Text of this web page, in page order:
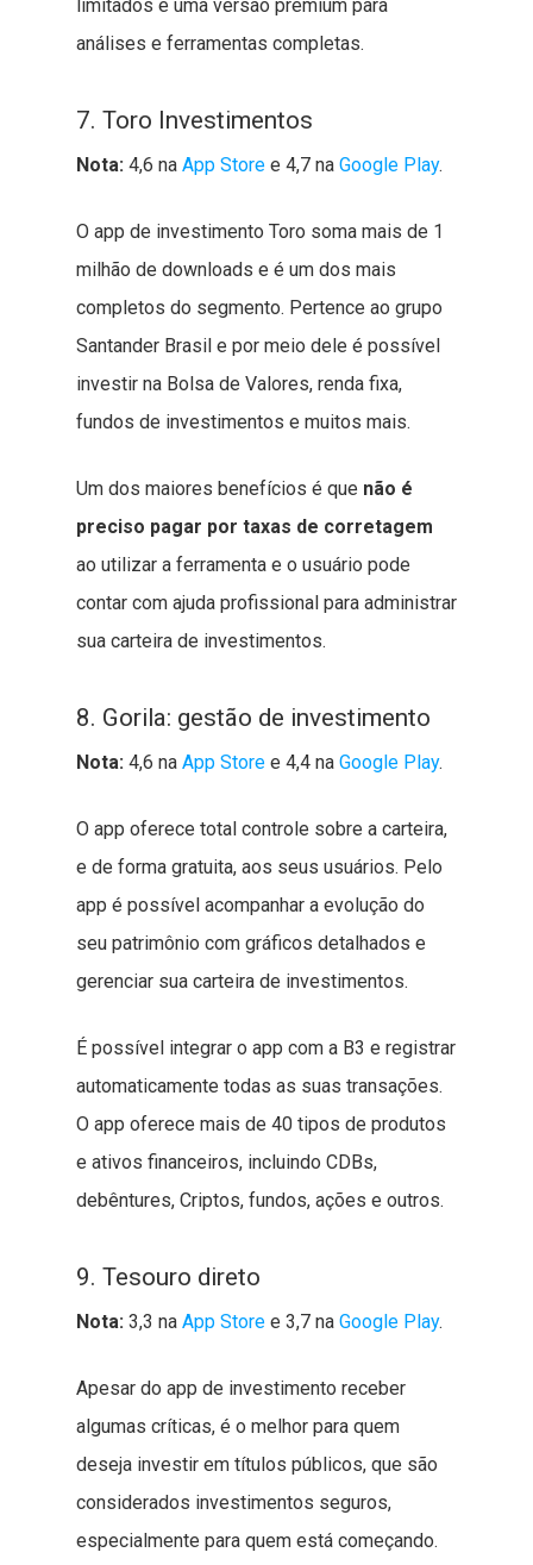
limitados e uma versão premium para
análises e ferramentas completas.
7. Toro Investimentos
Nota: 4,6 na App Store e 4,7 na Google Play.
O app de investimento Toro soma mais de 1
milhão de downloads e é um dos mais
completos do segmento. Pertence ao grupo
Santander Brasil e por meio dele é possível
investir na Bolsa de Valores, renda fixa,
fundos de investimentos e muitos mais.
Um dos maiores benefícios é que não é
preciso pagar por taxas de corretagem
ao utilizar a ferramenta e o usuário pode
contar com ajuda profissional para administrar
sua carteira de investimentos.
8. Gorila: gestão de investimento
Nota: 4,6 na App Store e 4,4 na Google Play.
O app oferece total controle sobre a carteira,
e de forma gratuita, aos seus usuários. Pelo
app é possível acompanhar a evolução do
seu patrimônio com gráficos detalhados e
gerenciar sua carteira de investimentos.
É possível integrar o app com a B3 e registrar
automaticamente todas as suas transações.
O app oferece mais de 40 tipos de produtos
e ativos financeiros, incluindo CDBs,
debêntures, Criptos, fundos, ações e outros.
9. Tesouro direto
Nota: 3,3 na App Store e 3,7 na Google Play.
Apesar do app de investimento receber
algumas críticas, é o melhor para quem
deseja investir em títulos públicos, que são
considerados investimentos seguros,
especialmente para quem está começando.